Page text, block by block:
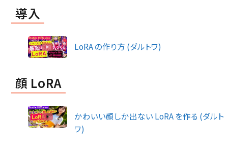
導入
LoRA の作り方 (ダルトワ)
顔 LoRA
かわいい顔しか出ない LoRA を作る (ダルト
ワ)